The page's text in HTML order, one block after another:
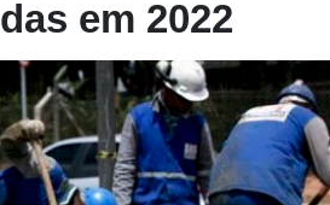
em 2022